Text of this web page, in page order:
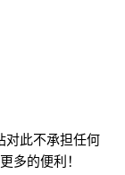
对此不承担任何
多的便利！